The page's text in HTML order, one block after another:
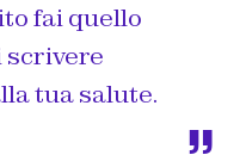
fai quello
scrivere
tua salute.